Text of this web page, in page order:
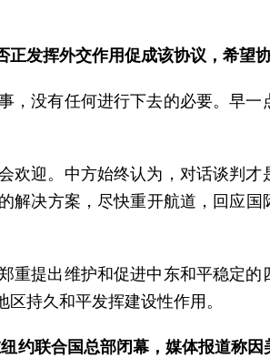
发挥外交作用促成该协议，希望
没有任何进行下去的必要。早一
迎。中方始终认为，对话谈判
决方案，尽快重开航道，回应
提出维护和促进中东和平稳定
持久和平发挥建设性作用。
约联合国总部闭幕，媒体报道称